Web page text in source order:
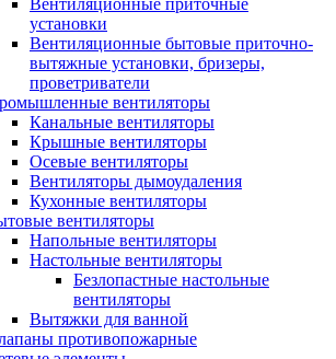
установки
Вентиляционные бытовые приточно-
вытяжные установки, бризеры,
проветриватели
вентиляторы
Канальные вентиляторы
Крышные вентиляторы
Осевые вентиляторы
Вентиляторы дымоудаления
Кухонные вентиляторы
вентиляторы
Напольные вентиляторы
Настольные вентиляторы
Безлопастные настольные
вентиляторы
Вытяжки для ванной
противопожарные